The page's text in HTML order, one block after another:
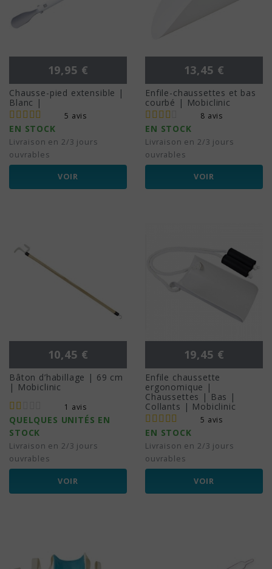
Prix
19,95 €
Chausse-pied extensible |
Blanc |
5 avis
EN STOCK
Livraison en 2/3 jours
ouvrables
VOIR
Prix
13,45 €
Enfile-chaussettes et bas
courbé | Mobiclinic
8 avis
EN STOCK
Livraison en 2/3 jours
ouvrables
VOIR
Prix
10,45 €
Bâton d’habillage | 69 cm
| Mobiclinic
1 avis
QUELQUES UNITÉS EN
STOCK
Livraison en 2/3 jours
ouvrables
VOIR
Prix
19,45 €
Enfile chaussette
ergonomique |
Chaussettes | Bas |
Collants | Mobiclinic
5 avis
EN STOCK
Livraison en 2/3 jours
ouvrables
VOIR